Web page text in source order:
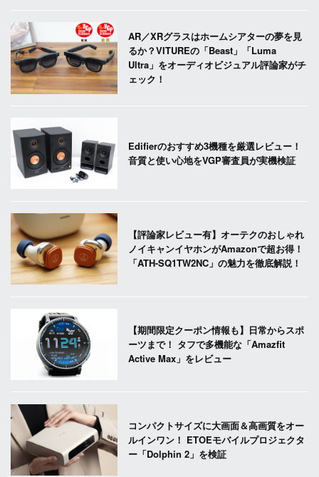
AR／XRグラスはホームシアターの夢を見
るか？VITUREの「Beast」「Luma
Ultra」をオーディオビジュアル評論家がチ
ェック！
Edifierのおすすめ3機種を厳選レビュー！
音質と使い心地をVGP審査員が実機検証
【評論家レビュー有】オーテクのおしゃれ
ノイキャンイヤホンがAmazonで超お得！
「ATH-SQ1TW2NC」の魅力を徹底解説！
【期間限定クーポン情報も】日常からスポ
ーツまで！ タフで多機能な「Amazfit
Active Max」をレビュー
コンパクトサイズに大画面＆高画質をオー
ルインワン！ ETOEモバイルプロジェクタ
ー「Dolphin 2」を検証